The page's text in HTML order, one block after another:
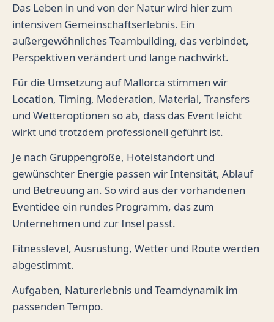
Das Leben in und von der Natur wird hier zum
intensiven Gemeinschaftserlebnis. Ein
außergewöhnliches Teambuilding, das verbindet,
Perspektiven verändert und lange nachwirkt.
Für die Umsetzung auf Mallorca stimmen wir
Location, Timing, Moderation, Material, Transfers
und Wetteroptionen so ab, dass das Event leicht
wirkt und trotzdem professionell geführt ist.
Je nach Gruppengröße, Hotelstandort und
gewünschter Energie passen wir Intensität, Ablauf
und Betreuung an. So wird aus der vorhandenen
Eventidee ein rundes Programm, das zum
Unternehmen und zur Insel passt.
Fitnesslevel, Ausrüstung, Wetter und Route werden
abgestimmt.
Aufgaben, Naturerlebnis und Teamdynamik im
passenden Tempo.